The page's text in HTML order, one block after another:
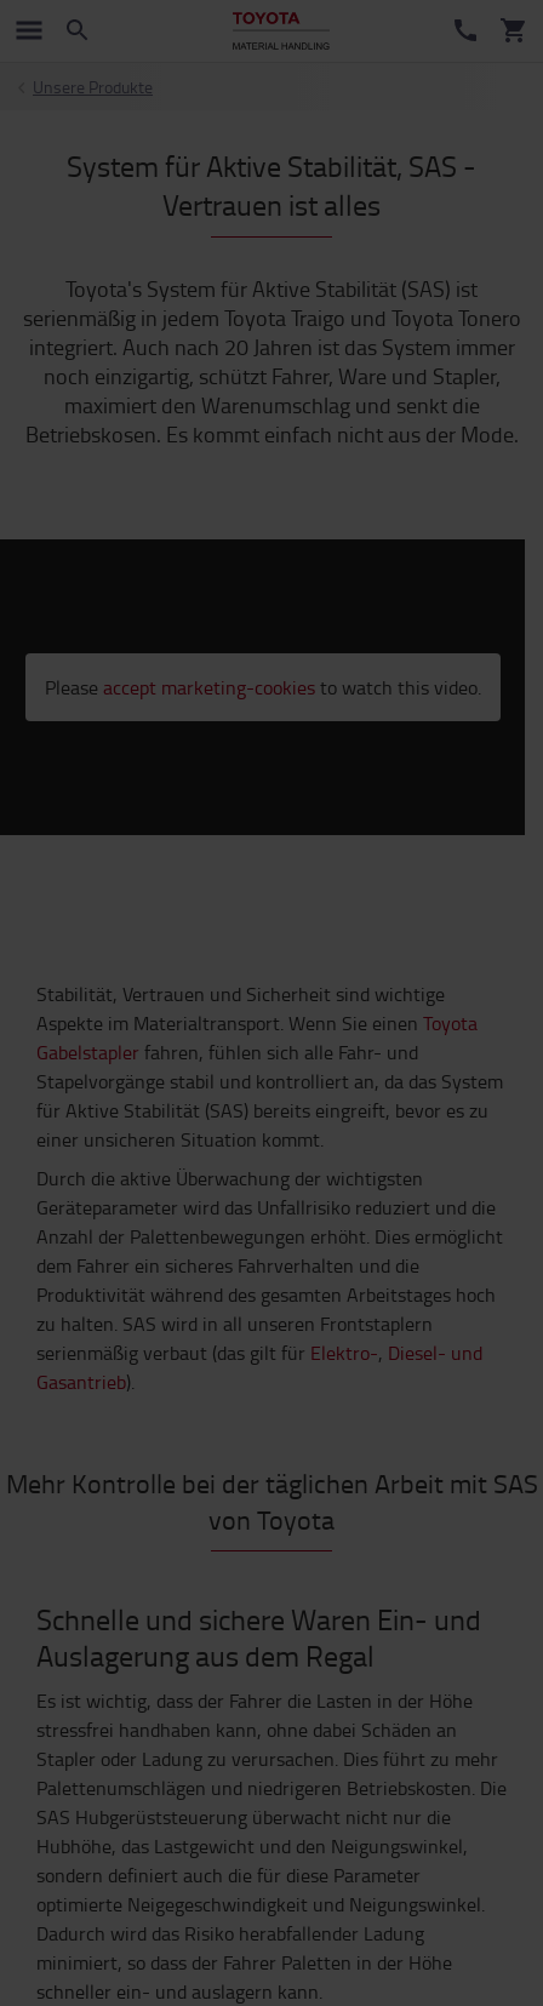
Unsere Produkte
System für Aktive Stabilität, SAS -
Vertrauen ist alles
Toyota's System für Aktive Stabilität (SAS) ist
serienmäßig in jedem Toyota Traigo und Toyota Tonero
integriert. Auch nach 20 Jahren ist das System immer
noch einzigartig, schützt Fahrer, Ware und Stapler,
maximiert den Warenumschlag und senkt die
Betriebskosen. Es kommt einfach nicht aus der Mode.
Please accept marketing-cookiesto watch this video.
Stabilität, Vertrauen und Sicherheit sind wichtige
Aspekte im Materialtransport. Wenn Sie einen Toyota
Gabelstapler fahren, fühlen sich alle Fahr- und
Stapelvorgänge stabil und kontrolliert an, da das System
für Aktive Stabilität (SAS) bereits eingreift, bevor es zu
einer unsicheren Situation kommt.
Durch die aktive Überwachung der wichtigsten
Geräteparameter wird das Unfallrisiko reduziert und die
Anzahl der Palettenbewegungen erhöht. Dies ermöglicht
dem Fahrer ein sicheres Fahrverhalten und die
Produktivität während des gesamten Arbeitstages hoch
zu halten. SAS wird in all unseren Frontstaplern
serienmäßig verbaut (das gilt für Elektro-, Diesel- und
Gasantrieb).
Mehr Kontrolle bei der täglichen Arbeit mit SAS
von Toyota
Schnelle und sichere Waren Ein- und
Auslagerung aus dem Regal
Es ist wichtig, dass der Fahrer die Lasten in der Höhe
stressfrei handhaben kann, ohne dabei Schäden an
Stapler oder Ladung zu verursachen. Dies führt zu mehr
Palettenumschlägen und niedrigeren Betriebskosten. Die
SAS Hubgerüststeuerung überwacht nicht nur die
Hubhöhe, das Lastgewicht und den Neigungswinkel,
sondern definiert auch die für diese Parameter
optimierte Neigegeschwindigkeit und Neigungswinkel.
Dadurch wird das Risiko herabfallender Ladung
minimiert, so dass der Fahrer Paletten in der Höhe
schneller ein- und auslagern kann.